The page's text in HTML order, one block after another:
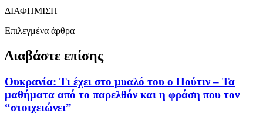
ΔΙΑΦΗΜΙΣΗ
Επιλεγμένα άρθρα
Διαβάστε επίσης
Ουκρανία: Τι έχει στο μυαλό του ο Πούτιν – Τα
μαθήματα από το παρελθόν και η φράση που τον
“στοιχειώνει”